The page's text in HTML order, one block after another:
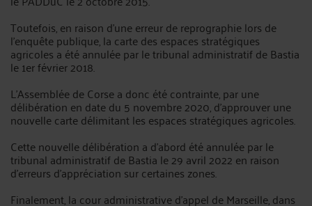
Toutefois, en raison d'une erreur de reprographie lors de
l'enquête publique, la carte des espaces stratégiques
agricoles a été annulée par le tribunal administratif de Bastia
le 1er février 2018.
L'Assemblée de Corse a donc été contrainte, par une
délibération en date du 5 novembre 2020, d'approuver une
nouvelle carte délimitant les espaces stratégiques agricoles.
Cette nouvelle délibération a d'abord été annulée par le
tribunal administratif de Bastia le 29 avril 2022 en raison
d'erreurs d’appréciation sur certaines zones.
Finalement, la cour administrative d'appel de Marseille, dans